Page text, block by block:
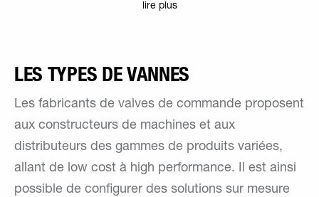
lire plus
LES TYPES DE VANNES
Les fabricants de valves de commande proposent
aux constructeurs de machines et aux
distributeurs des gammes de produits variées,
allant de low cost à high performance. Il est ainsi
possible de configurer des solutions sur mesure